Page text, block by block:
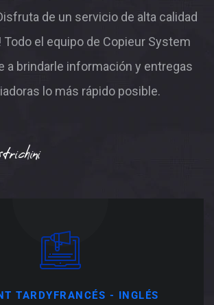
de un servicio de alta calidad
el equipo de Copieur System
a brindarle información y entregas
lo más rápido posible.
TARDYFRANCÉS - INGLÉS